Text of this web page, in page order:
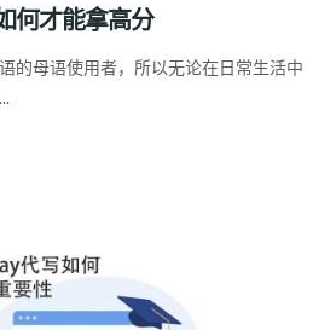
何才能拿高分
的母语使用者，所以无论在日常生活中